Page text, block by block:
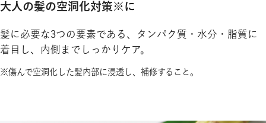
大人の髪の空洞化対策※に
髪に必要な3つの要素である、タンパク質・水分・脂質に
着目し、内側までしっかりケア。
※傷んで空洞化した髪内部に浸透し、補修すること。